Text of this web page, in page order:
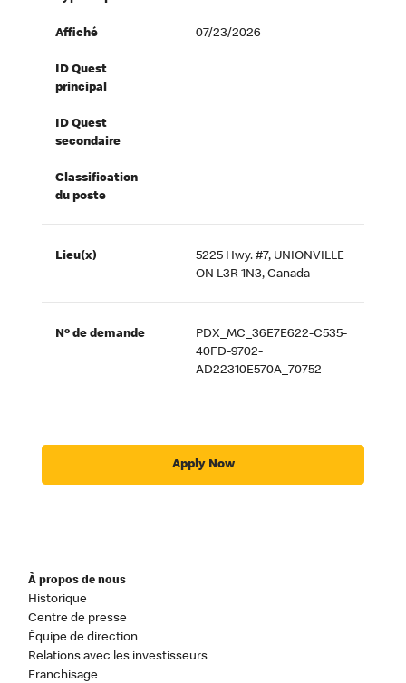
Affiché 07/23/2026
ID Quest
principal
ID Quest
secondaire
Classification
du poste
Lieu(x)
5225 Hwy. #7, UNIONVILLE
ON L3R 1N3, Canada
Nº de demande
PDX_MC_36E7E622-C535-
40FD-9702-
AD22310E570A_70752
Apply Now
À propos de nous
Historique
Centre de presse
Équipe de direction
Relations avec les investisseurs
Franchisage